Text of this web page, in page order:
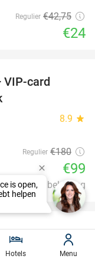
Regulier €42,75
€24
VIP-card
8.9 star
Regulier €180
€99
toeristenbelasting
51%
favorite_border
late check-out
in Antwerpen
Hotels Menu